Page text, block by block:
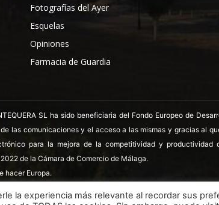
Fotografías del Ayer
Esquelas
Opiniones
Farmacia de Guardia
SL ha sido beneficiaria del Fondo Europeo de
las comunicaciones y el acceso a las mismas y gracias al
para la mejora de la competitividad y
de la Cámara de Comercio de Málaga.
hacer Europa.
la experiencia más relevante al recordar sus